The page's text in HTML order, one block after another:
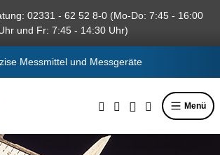
02331 - 62 52 8-0 (Mo-Do: 7:45 - 16:00
und Fr: 7:45 - 14:30 Uhr)
Messmittel und Messgeräte
Menü